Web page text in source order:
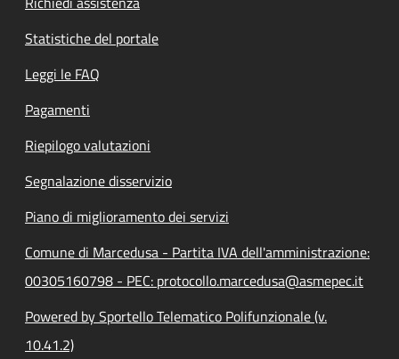
Statistiche del portale
Leggi le FAQ
Pagamenti
Riepilogo valutazioni
Segnalazione disservizio
Piano di miglioramento dei servizi
Comune di Marcedusa - Partita IVA dell'amministrazione:
00305160798 - PEC: protocollo.marcedusa@asmepec.it
Powered by Sportello Telematico Polifunzionale (v.
10.41.2)